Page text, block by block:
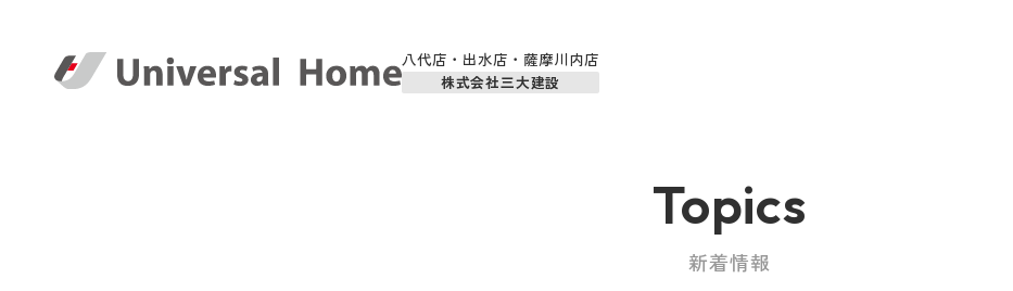
八代店・出水店・薩摩川内店
株式会社三大建設
Topics
新着情報